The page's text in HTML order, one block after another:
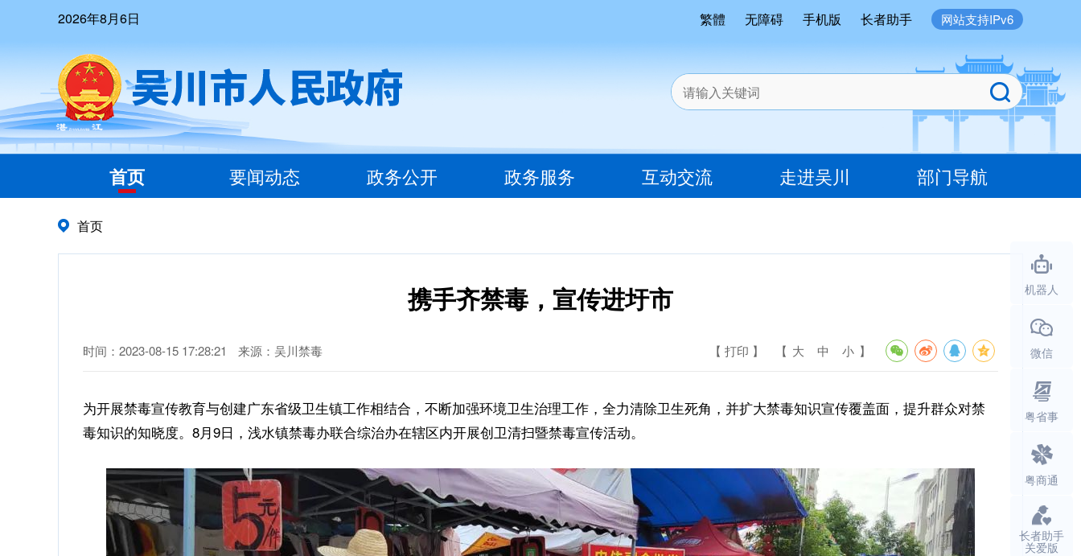
2026年8月6日 繁體 无障碍 手机版 长者助手 网站支持IPv6
首页 要闻动态 政务公开 政务服务 互动交流 走进吴川 部门导航
首页
携手齐禁毒，宣传进圩市
时间：2023-08-15 17:28:21 来源：吴川禁毒 【 打印 】 【 大 中 小 】
为开展禁毒宣传教育与创建广东省级卫生镇工作相结合，不断加强环境卫生治理工作，全力清除卫生死角，并扩大禁毒知识宣传覆盖面，提升群众对禁
毒知识的知晓度。8月9日，浅水镇禁毒办联合综治办在辖区内开展创卫清扫暨禁毒宣传活动。
机器人
微信
粤省事
粤商通
长者助手
关爱版